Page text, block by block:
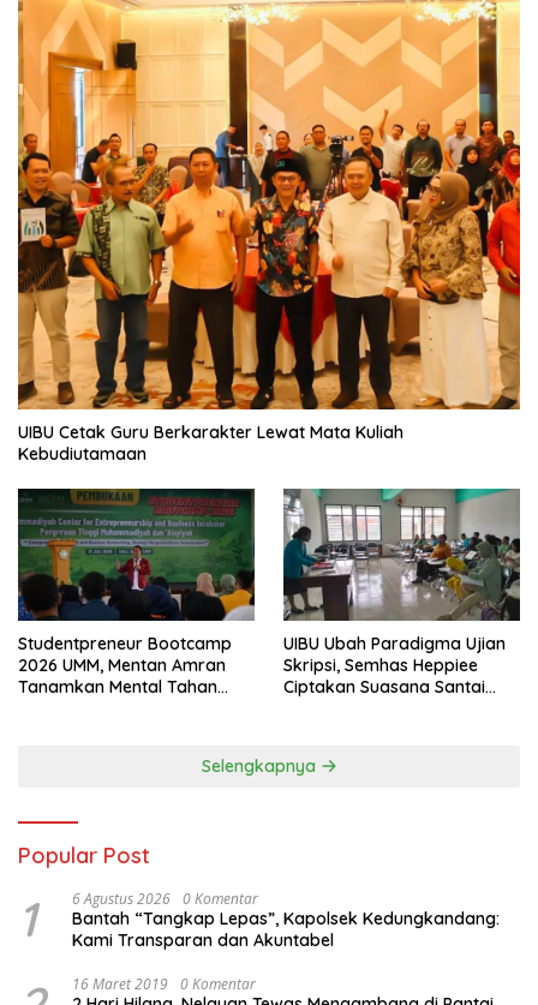
UIBU Cetak Guru Berkarakter Lewat Mata Kuliah
Kebudiutamaan
Studentpreneur Bootcamp
2026 UMM, Mentan Amran
Tanamkan Mental Tahan
UIBU Ubah Paradigma Ujian
Skripsi, Semhas Heppiee
Ciptakan Suasana Santai
Selengkapnya
Popular Post
1 6 Agustus 2026 0 Komentar
Bantah “Tangkap Lepas”, Kapolsek Kedungkandang:
Kami Transparan dan Akuntabel
16 Maret 2019 0 Komentar